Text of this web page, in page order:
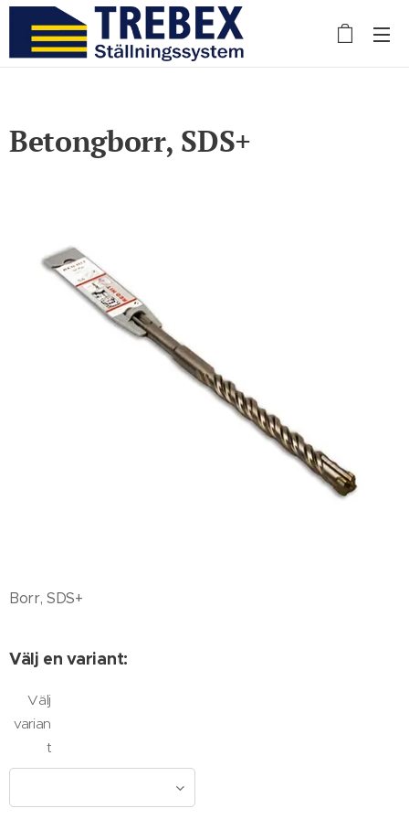
Betongborr, SDS+
Borr, SDS+
Välj en variant:
Välj
varian
t